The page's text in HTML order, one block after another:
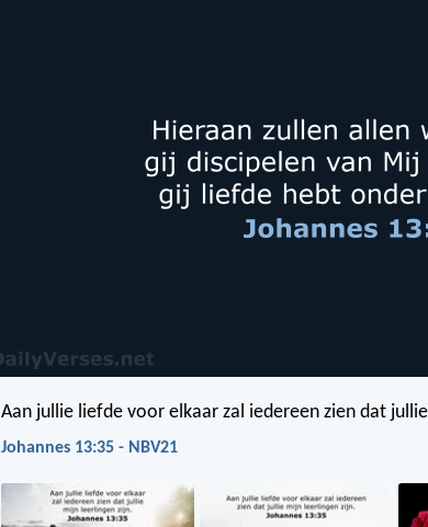
Aan jullie liefde voor elkaar zal iedereen zien dat
Johannes 13:35 - NBV21